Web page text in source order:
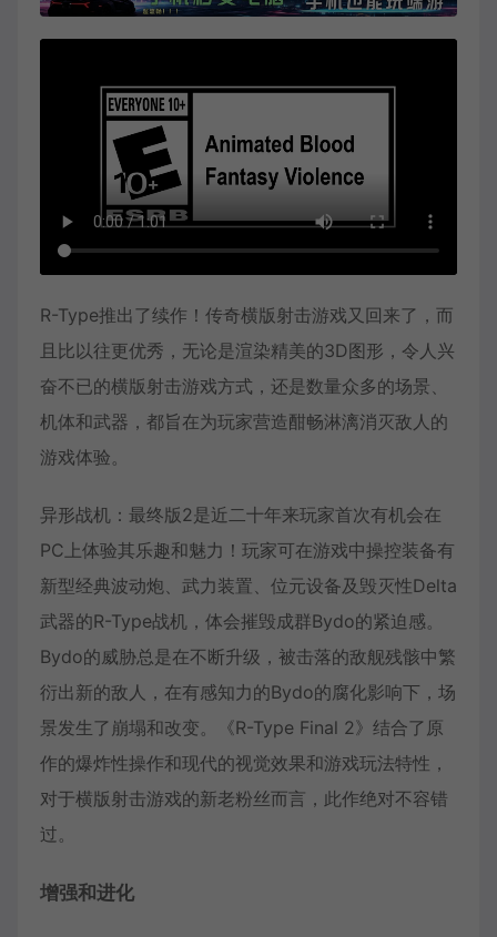
R-Type推出了续作！传奇横版射击游戏又回来了，而
且比以往更优秀，无论是渲染精美的3D图形，令人兴
奋不已的横版射击游戏方式，还是数量众多的场景、
机体和武器，都旨在为玩家营造酣畅淋漓消灭敌人的
游戏体验。
异形战机：最终版2是近二十年来玩家首次有机会在
PC上体验其乐趣和魅力！玩家可在游戏中操控装备有
新型经典波动炮、武力装置、位元设备及毁灭性Delta
武器的R-Type战机，体会摧毁成群Bydo的紧迫感。
Bydo的威胁总是在不断升级，被击落的敌舰残骸中繁
衍出新的敌人，在有感知力的Bydo的腐化影响下，场
景发生了崩塌和改变。《R-Type Final 2》结合了原
作的爆炸性操作和现代的视觉效果和游戏玩法特性，
对于横版射击游戏的新老粉丝而言，此作绝对不容错
过。
增强和进化